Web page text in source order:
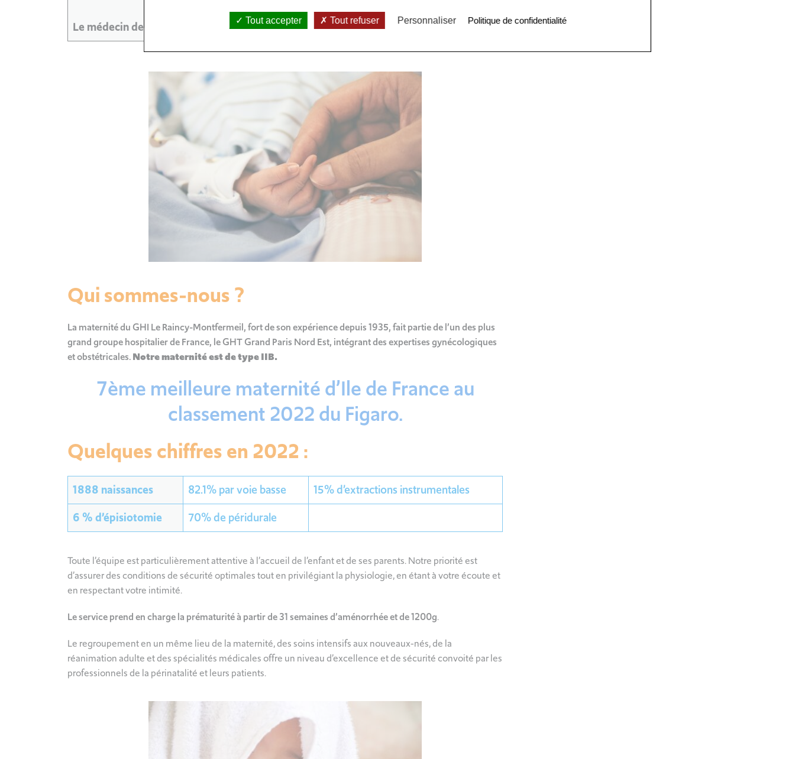
Le médecin de garde : contactez le standard – 01 41 70 80 00
Qui sommes-nous ?
La maternité du GHI Le Raincy-Montfermeil, fort de son expérience depuis 1935, fait partie de l’un des plus
grand groupe hospitalier de France, le GHT Grand Paris Nord Est, intégrant des expertises gynécologiques
et obstétricales.Notre maternité est de type IIB.
7ème meilleure maternité d’Ile de Franceau
classement 2022 du Figaro.
Quelques chiffres en 2022 :
1888 naissances 82.1% par voie basse
15% d’extractions instrumentales
6 % d’épisiotomie
70% de péridurale
Toute l’équipe est particulièrement attentive à l’accueil de l’enfant et de ses parents. Notre priorité est
d’assurer des conditions de sécurité optimales tout en privilégiant la physiologie, en étant à votre écoute et
en respectant votre intimité.
Le service prend en charge la prématurité à partir de 31 semaines d’aménorrhée et de 1200g.
Le regroupement en un même lieu de la maternité, des soins intensifs aux nouveaux‑nés, de la
réanimation adulte et des spécialités médicales offre un niveau d’excellence et de sécurité convoité par les
professionnels de la périnatalité et leurs patients.
Tout accepter Tout refuser Personnaliser Politique de confidentialité